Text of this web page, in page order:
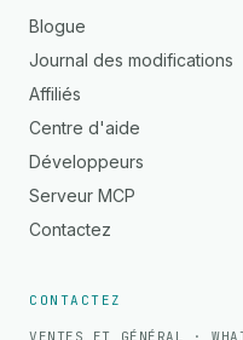
Blogue
Journal des modifications
Affiliés
Centre d'aide
Développeurs
Serveur MCP
Contactez
CONTACTEZ
VENTES ET GÉNÉRAL ·